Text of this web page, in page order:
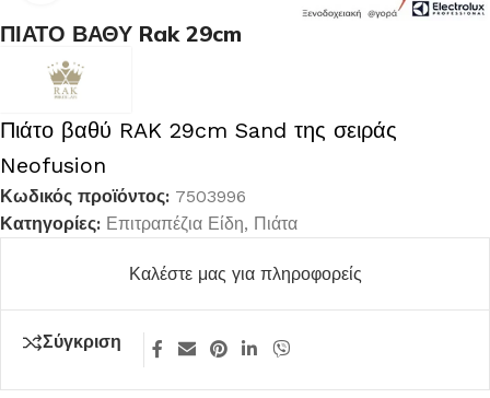
ΠΙΑΤΟ ΒΑΘΥ Rak 29cm
Πιάτο βαθύ RAK 29cm Sand της σειράς
Neofusion
Κωδικός προϊόντος: 7503996
Κατηγορίες: Επιτραπέζια Είδη, Πιάτα
Καλέστε μας για πληροφορείς
Σύγκριση